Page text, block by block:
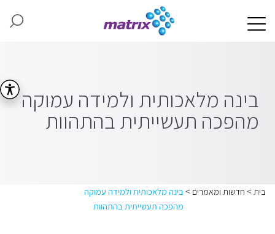
בינה מלאכותית ולמידה עמוקה
מהפכה תעשייתית בהתהוות
בית> חדשות ומאמרים > בינה מלאכותית ולמידה עמוקה
מהפכה תעשייתית בהתהוות